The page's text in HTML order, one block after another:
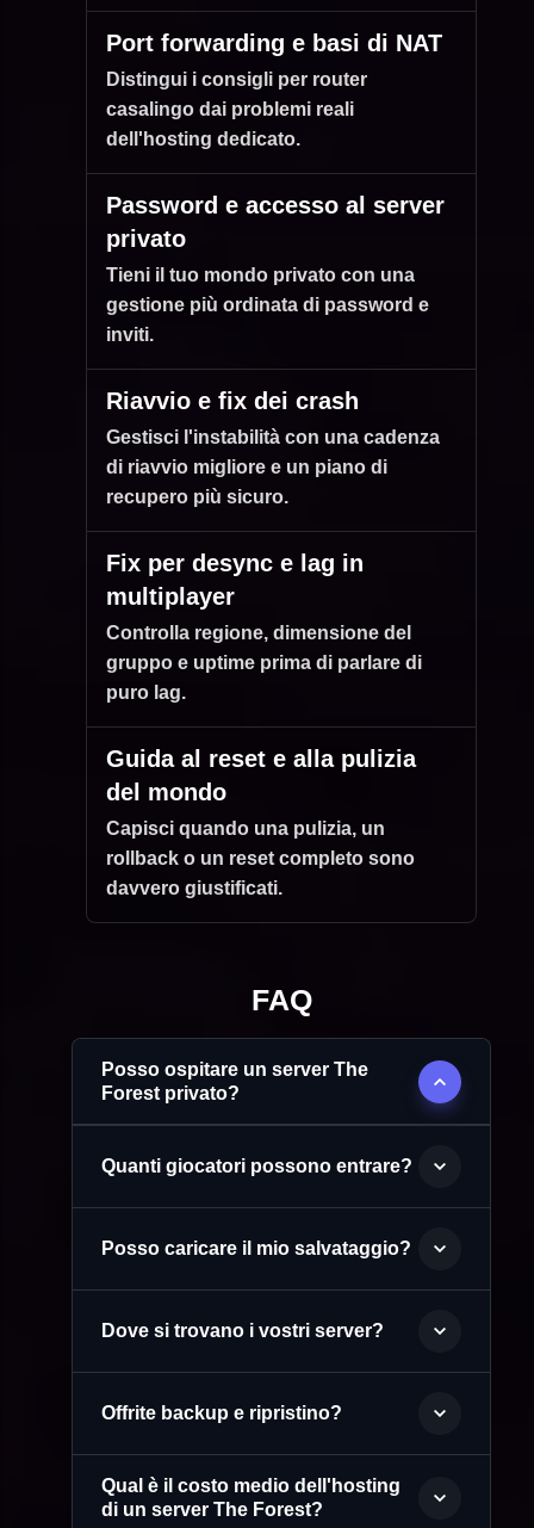
Port forwarding e basi di NAT
Distingui i consigli per router
casalingo dai problemi reali
dell'hosting dedicato.
Password e accesso al server
privato
Tieni il tuo mondo privato con una
gestione più ordinata di password e
inviti.
Riavvio e fix dei crash
Gestisci l'instabilità con una cadenza
di riavvio migliore e un piano di
recupero più sicuro.
Fix per desync e lag in
multiplayer
Controlla regione, dimensione del
gruppo e uptime prima di parlare di
puro lag.
Guida al reset e alla pulizia
del mondo
Capisci quando una pulizia, un
rollback o un reset completo sono
davvero giustificati.
FAQ
Posso ospitare un server The
Forest privato?
Quanti giocatori possono entrare?
Posso caricare il mio salvataggio?
Dove si trovano i vostri server?
Offrite backup e ripristino?
Qual è il costo medio dell'hosting
di un server The Forest?